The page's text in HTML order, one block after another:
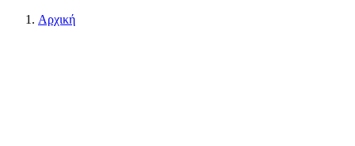
Αρχική